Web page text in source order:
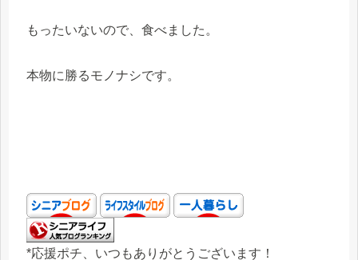
もったいないので、食べました。
本物に勝るモノナシです。
*応援ポチ、いつもありがとうございます！